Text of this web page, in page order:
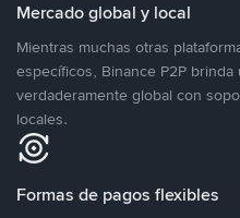
Mercado global y local
Mientras muchas otras
específicos, Binance P2P
verdaderamente global con
locales.
Formas de pagos flexibles